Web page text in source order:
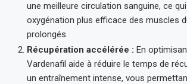
une meilleure circulation sanguine, ce
oxygénation plus efficace des muscles
prolongés.
Récupération accélérée : En
Vardenafil aide à réduire le temps de
un entraînement intense, vous